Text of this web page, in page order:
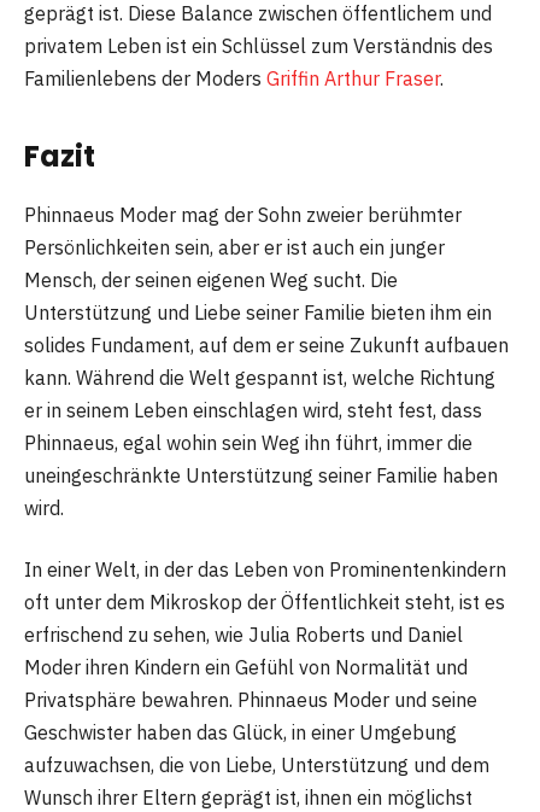
geprägt ist. Diese Balance zwischen öffentlichem und
privatem Leben ist ein Schlüssel zum Verständnis des
Familienlebens der Moders Griffin Arthur Fraser.
Fazit
Phinnaeus Moder mag der Sohn zweier berühmter
Persönlichkeiten sein, aber er ist auch ein junger
Mensch, der seinen eigenen Weg sucht. Die
Unterstützung und Liebe seiner Familie bieten ihm ein
solides Fundament, auf dem er seine Zukunft aufbauen
kann. Während die Welt gespannt ist, welche Richtung
er in seinem Leben einschlagen wird, steht fest, dass
Phinnaeus, egal wohin sein Weg ihn führt, immer die
uneingeschränkte Unterstützung seiner Familie haben
wird.
In einer Welt, in der das Leben von Prominentenkindern
oft unter dem Mikroskop der Öffentlichkeit steht, ist es
erfrischend zu sehen, wie Julia Roberts und Daniel
Moder ihren Kindern ein Gefühl von Normalität und
Privatsphäre bewahren. Phinnaeus Moder und seine
Geschwister haben das Glück, in einer Umgebung
aufzuwachsen, die von Liebe, Unterstützung und dem
Wunsch ihrer Eltern geprägt ist, ihnen ein möglichst